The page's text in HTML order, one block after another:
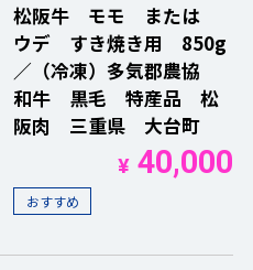
松阪牛 モモ または
ウデ すき焼き用 850g
／（冷凍）多気郡農協
和牛 黒毛 特産品 松
阪肉 三重県 大台町
¥40,000
おすすめ